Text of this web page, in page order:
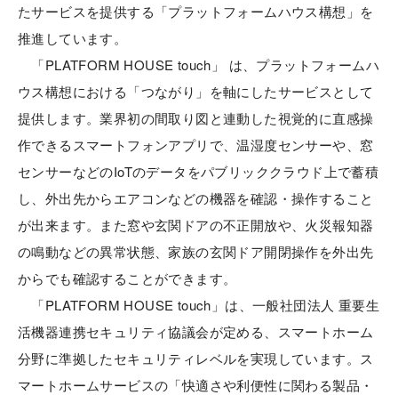
たサービスを提供する「プラットフォームハウス構想」を
推進しています。
「PLATFORM HOUSE touch」 は、プラットフォームハ
ウス構想における「つながり」を軸にしたサービスとして
提供します。業界初の間取り図と連動した視覚的に直感操
作できるスマートフォンアプリで、温湿度センサーや、窓
センサーなどのIoTのデータをパブリッククラウド上で蓄積
し、外出先からエアコンなどの機器を確認・操作すること
が出来ます。また窓や玄関ドアの不正開放や、火災報知器
の鳴動などの異常状態、家族の玄関ドア開閉操作を外出先
からでも確認することができます。
「PLATFORM HOUSE touch」は、一般社団法人 重要生
活機器連携セキュリティ協議会が定める、スマートホーム
分野に準拠したセキュリティレベルを実現しています。ス
マートホームサービスの「快適さや利便性に関わる製品・